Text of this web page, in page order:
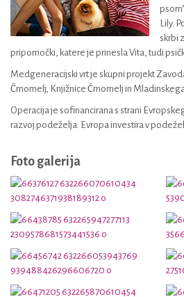
Lily.
skrbi
pripomočki, katere je prinesla Vita, tudi
Medgeneracijski vrt je skupni projekt
Črnomelj, Knjižnice Črnomelj in
Operacija je sofinancirana s strani
razvoj podeželja: Evropa investira v
Foto galerija